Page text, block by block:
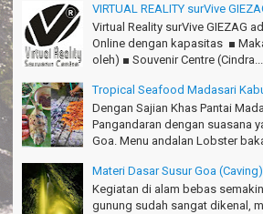
TRIms Team surVive atas panduan wisata
Pangandaran
Jacky - Depok
Haturnuhun kang Arief, Citumang seru!
Risna - Garut
TRIms surVive GIEZAG telah menemani kami
Salam lestari!
Tapak Adventure Club - Bandung Barat
Thanks!
Michael - Sydney
VIRTUAL REALITY surVive
Virtual Reality surVive GIEZAG
Online dengan kapasitas ■
oleh) ■ Souvenir Centre (Cindra...
Tropical Seafood Madasari
Dengan Sajian Khas Pantai
Pangandaran dengan suasana
Goa. Menu andalan Lobster
Materi Dasar Susur Goa (Caving)
Kegiatan di alam bebas
gunung sudah sangat dikenal,